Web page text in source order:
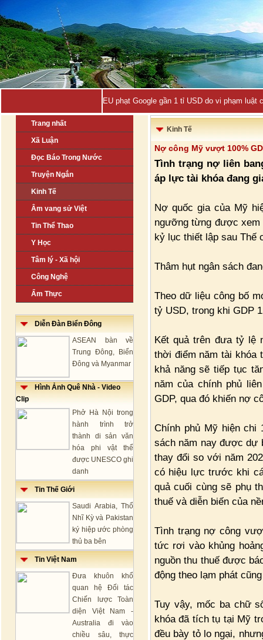
EU phạt Google gần 1 tỉ USD do vi phạm luật
Trang nhất
Xã Luận
Đọc Báo Trong Nước
Truyện Ngắn
Kinh Tế
Âm vang sử Việt
Tin Thể Thao
Y Học
Tâm lý - Xã hội
Công Nghệ
Ẩm Thực
Diễn Đàn Biển Đông
ASEAN bàn về
Trung Đông, Biển
Đông và Myanmar
Hình Ảnh Quê Nhà - Video
Clip
Phở Hà Nội trong
hành trình trở
thành di sản văn
hóa phi vật thể
được UNESCO ghi
danh
Tin Thế Giới
Saudi Arabia, Thổ
Nhĩ Kỳ và Pakistan
ký hiệp ước phòng
thủ ba bên
Tin Việt Nam
Đưa khuôn khổ
quan hệ Đối tác
Chiến lược Toàn
diện Việt Nam -
Australia đi vào
chiều sâu, thực
Kinh Tế
Nợ công Mỹ vượt 100%
Tình trạng nợ liên
áp lực tài khóa đang
Nợ quốc gia của Mỹ
ngưỡng từng được
kỷ lục thiết lập sau Thế
Thâm hụt ngân sách
Theo dữ liệu công bố
tỷ USD, trong khi GDP
Kết quả trên đưa tỷ lệ
thời điểm năm tài khóa
khả năng sẽ tiếp tục
năm của chính phủ
GDP, qua đó khiến nợ
Chính phủ Mỹ hiện chi
sách năm nay được dự
thay đổi so với năm
có hiệu lực trước khi
quả cuối cùng sẽ phụ
thuế và diễn biến của
Tình trạng nợ công
tức rơi vào khủng
nguồn thu thuế được
động theo lạm phát
Tuy vậy, mốc ba chữ
khóa đã tích tụ tại Mỹ
đều bày tỏ lo ngại,